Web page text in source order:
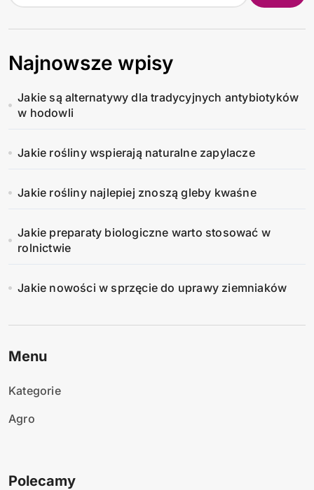
Najnowsze wpisy
Jakie są alternatywy dla tradycyjnych antybiotyków
w hodowli
Jakie rośliny wspierają naturalne zapylacze
Jakie rośliny najlepiej znoszą gleby kwaśne
Jakie preparaty biologiczne warto stosować w
rolnictwie
Jakie nowości w sprzęcie do uprawy ziemniaków
Menu
Kategorie
Agro
Polecamy